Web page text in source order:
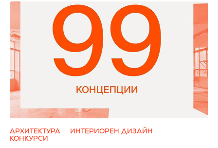
АРХИТЕКТУРА
ИНТЕРИОРЕН ДИЗАЙН
КОНКУРСИ